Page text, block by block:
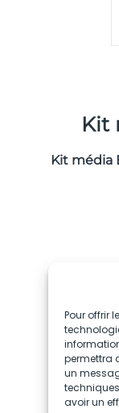
Pour offrir
permettra
un
avoir un
Kit
Kit média